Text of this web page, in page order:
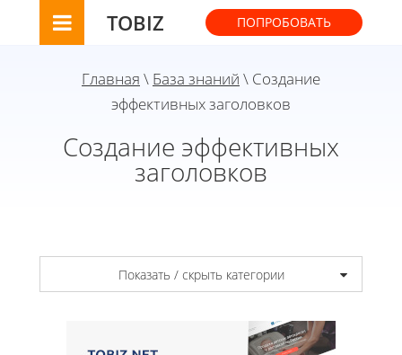
TOBIZ ПОПРОБОВАТЬ
Главная \ База знаний \ Создание
эффективных заголовков
Создание эффективных
заголовков
Показать / скрыть категории